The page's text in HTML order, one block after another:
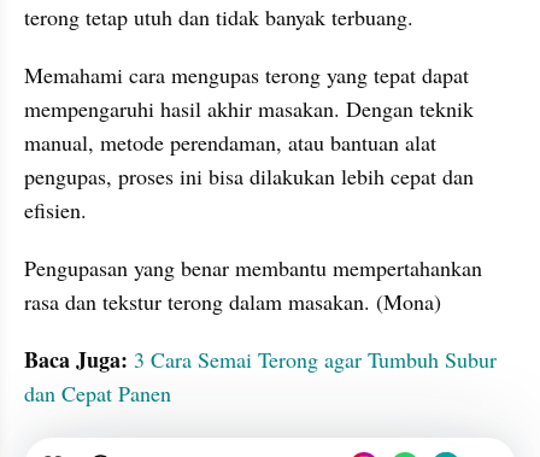
terong tetap utuh dan tidak banyak terbuang.
Memahami cara mengupas terong yang tepat dapat
mempengaruhi hasil akhir masakan. Dengan teknik
manual, metode perendaman, atau bantuan alat
pengupas, proses ini bisa dilakukan lebih cepat dan
efisien.
Pengupasan yang benar membantu mempertahankan
rasa dan tekstur terong dalam masakan. (Mona)
Baca Juga: 3 Cara Semai Terong agar Tumbuh Subur
dan Cepat Panen